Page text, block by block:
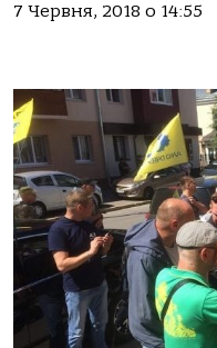
7 Червня, 2018 о 14:55